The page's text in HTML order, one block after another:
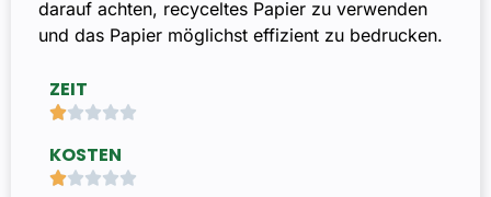
darauf achten, recyceltes Papier zu verwenden
und das Papier möglichst effizient zu bedrucken.
ZEIT

KOSTEN
